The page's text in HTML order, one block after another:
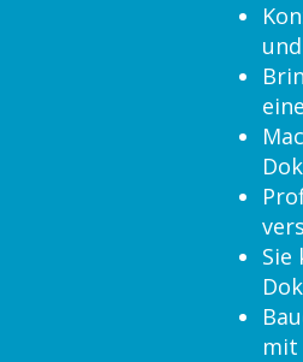
Sie
mit